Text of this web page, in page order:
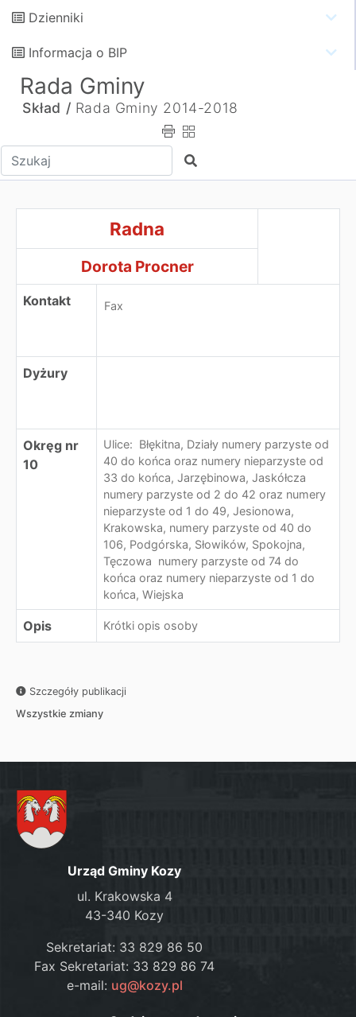
Dzienniki
Informacja o BIP
Rada Gminy
Skład / Rada Gminy 2014-2018
Wpisz tekst do wyszukania Szukaj
Radna
Dorota Procner
Kontakt Fax
Dyżury
Okręg nr
10
Ulice: Błękitna, Działy numery parzyste od
40 do końca oraz numery nieparzyste od
33 do końca, Jarzębinowa, Jaskółcza
numery parzyste od 2 do 42 oraz numery
nieparzyste od 1 do 49, Jesionowa,
Krakowska, numery parzyste od 40 do
106, Podgórska, Słowików, Spokojna,
Tęczowa numery parzyste od 74 do
końca oraz numery nieparzyste od 1 do
końca, Wiejska
Opis Krótki opis osoby
Szczegóły publikacji
Wszystkie zmiany
Urząd Gminy Kozy
ul. Krakowska 4
43-340 Kozy
Sekretariat: 33 829 86 50
Fax Sekretariat: 33 829 86 74
e-mail: ug@kozy.pl